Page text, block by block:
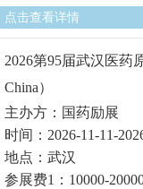
点击查看详情
2026第95届武汉医药
China）
主办方：国药励展
时间：2026-11-11-
地点：武汉
参展费1：10000-